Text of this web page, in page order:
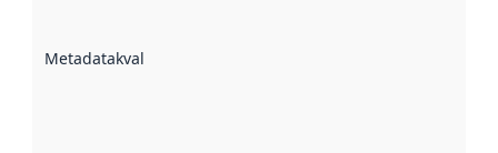
Metadatakvalitet